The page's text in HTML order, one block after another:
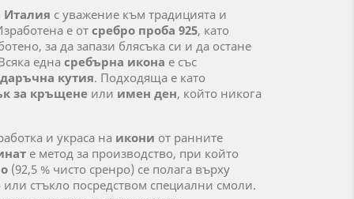
Италия с уважение към традицията и
е отсребро проба 925, като
за да запази блясъка си и да остане
една сребърна икона е със
кутия. Подходяща е като
за кръщене или имен ден, който никога
и украса на икони от ранните
е метод за производство, при който
(92,5 % чисто сренро) се полага върху
стъкло посредством специални смоли.